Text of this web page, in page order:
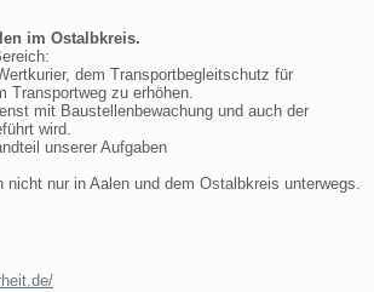
im Ostalbkreis.
dem Transportbegleitschutz für
Transportweg zu erhöhen.
mit Baustellenbewachung und auch der
wird.
unserer Aufgaben
nur in Aalen und dem Ostalbkreis unterwegs.